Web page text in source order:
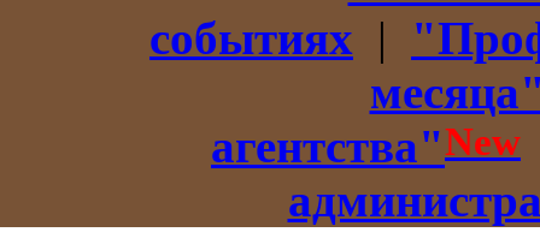
событиях |
агентства"New